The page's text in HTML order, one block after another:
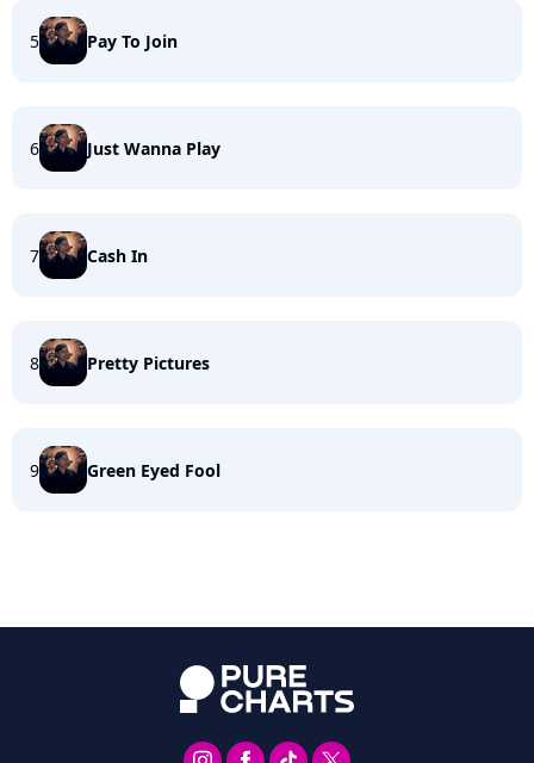
5 Pay To Join
6 Just Wanna Play
7 Cash In
8 Pretty Pictures
9 Green Eyed Fool